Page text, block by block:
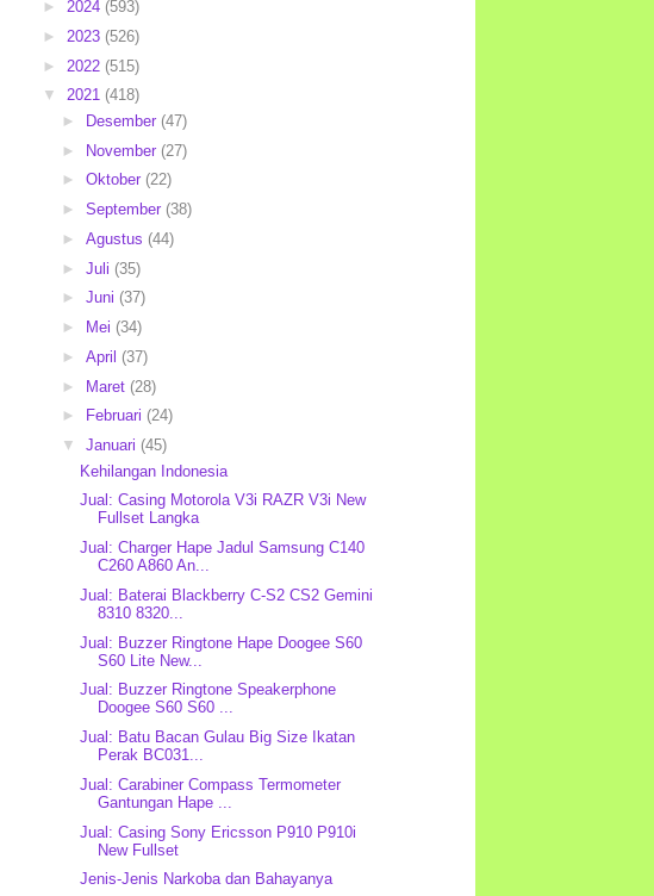
► 2024 (593)
► 2023 (526)
► 2022 (515)
▼ 2021 (418)
►
Desember (47)
► November (27)
► Oktober (22)
► September (38)
► Agustus (44)
► Juli (35)
► Juni (37)
►
Mei (34)
► April (37)
► Maret (28)
►
Februari (24)
▼ Januari (45)
Kehilangan Indonesia
Jual: Casing Motorola V3i RAZR V3i New
Fullset Langka
Jual: Charger Hape Jadul Samsung C140
C260 A860 An...
Jual: Baterai Blackberry C-S2 CS2 Gemini
8310 8320...
Jual: Buzzer Ringtone Hape Doogee S60
S60 Lite New...
Jual: Buzzer Ringtone Speakerphone
Doogee S60 S60 ...
Jual: Batu Bacan Gulau Big Size Ikatan
Perak BC031...
Jual: Carabiner Compass Termometer
Gantungan Hape ...
Jual: Casing Sony Ericsson P910 P910i
New Fullset
Jenis-Jenis Narkoba dan Bahayanya